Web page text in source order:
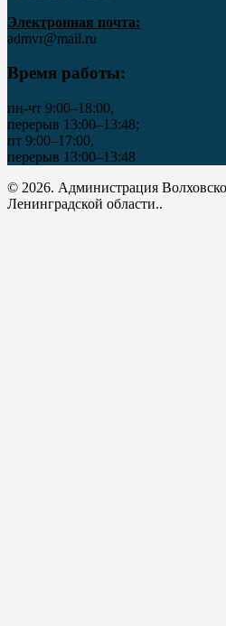
Электронная почта:
admvr@mail.ru
Время работы:
пн-чт 9:00–18:00,
перерыв 13:00–13:48;
пт 9:00–17:00,
перерыв 13:00–13:48
© 2026. Администрация
Ленинградской области..